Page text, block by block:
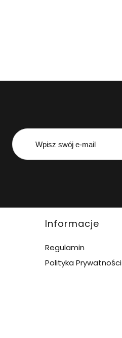
Informacje
Regulamin
Polityka Prywatności